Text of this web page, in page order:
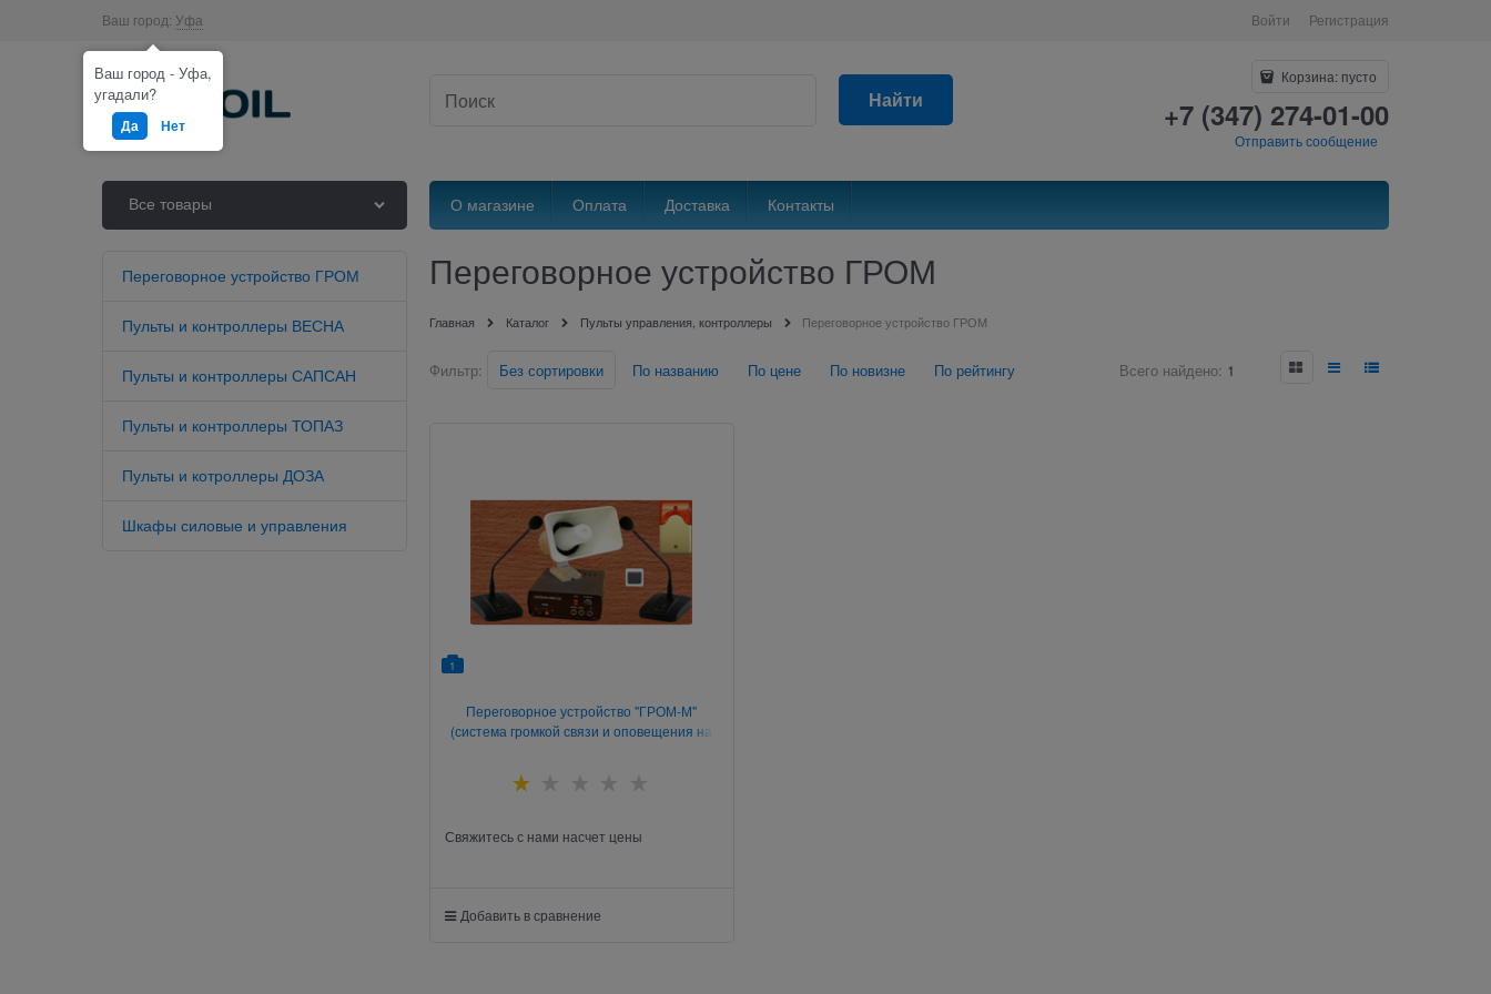
Ваш город: Уфа Войти Регистрация
Найти
Корзина: пусто
+7 (347) 274-01-00
Отправить сообщение
Все товары О магазине Оплата Доставка Контакты
Переговорное устройство ГРОМ
Пульты и контроллеры ВЕСНА
Пульты и контроллеры САПСАН
Пульты и контроллеры ТОПАЗ
Пульты и котроллеры ДОЗА
Шкафы силовые и управления
Переговорное устройство ГРОМ
Главная Каталог Пульты управления, контроллеры Переговорное устройство ГРОМ
Фильтр: Без сортировки По названию По цене По новизне По рейтингу Всего найдено: 1
1
Переговорное устройство "ГРОМ-М"
(система громкой связи и оповещения на
Свяжитесь с нами насчет цены
Добавить в сравнение
Ваш город - Уфа,
угадали?
Да Нет